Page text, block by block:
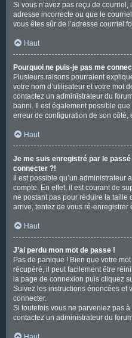
Si vous n’avez pas reçu de
adresse incorrecte ou que le
vous êtes sûr de l’adresse courriel
Haut
Pourquoi ne puis-je pas me
Plusieurs raisons pourraient
votre nom d’utilisateur et votre mot
contactez un administrateur du
banni. Il est également possible
erreur de configuration de son côté,
Haut
Je me suis enregistré par le
connecter ?!
Il est possible qu’un
compte. En effet, il est courant de
ne postant pas pour réduire la taille
arrive, tentez de vous ré-enregistrer
Haut
J’ai perdu mon mot de passe !
Pas de panique ! Bien que votre
récupéré, il peut facilement être
la page de connexion puis cliquez
Suivez les instructions énoncées et
connecter.
Si toutefois vous ne parveniez pas
contactez un administrateur du